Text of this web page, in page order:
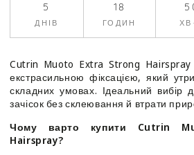
Cutrin
Muoto
Strong
Hairspray
Cutrin
Muoto
Strong
Hairspray
5
ДНІВ
18
ГОДИН
Cutrin Muoto Extra Strong
екстрасильною фіксацією, який
складних умовах. Ідеальний вибір
зачісок без склеювання й втрати
Чому варто купити Cutrin
Hairspray?